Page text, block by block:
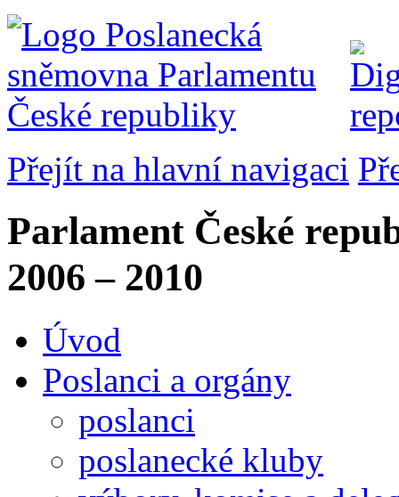
Přejít na hlavní navigaci
Parlament České
2006 – 2010
Úvod
Poslanci a orgány
poslanci
poslanecké kluby